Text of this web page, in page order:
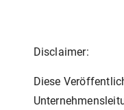
Disclaimer:
Diese